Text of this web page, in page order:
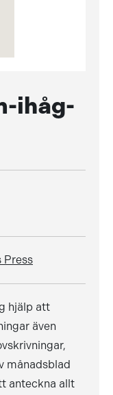
ihåg-
Press
hjälp att
även
månadsblad
anteckna allt